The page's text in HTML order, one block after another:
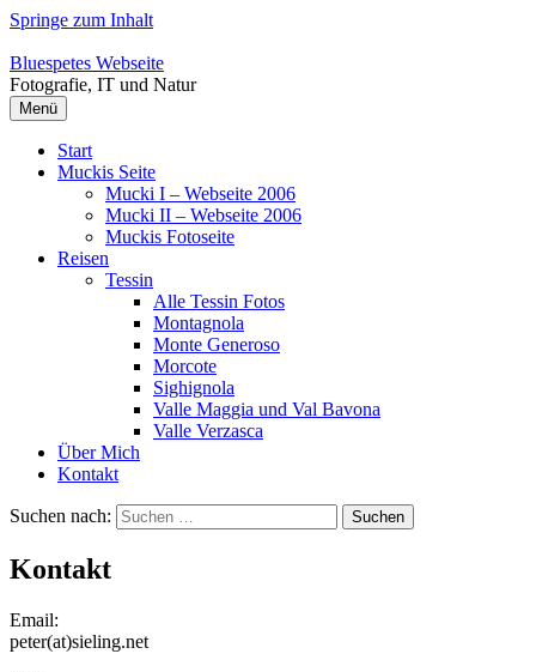
Springe zum Inhalt
Bluespetes Webseite
Fotografie, IT und Natur
Menü
Start
Muckis Seite
Mucki I – Webseite 2006
Mucki II – Webseite 2006
Muckis Fotoseite
Reisen
Tessin
Alle Tessin Fotos
Montagnola
Monte Generoso
Morcote
Sighignola
Valle Maggia und Val Bavona
Valle Verzasca
Über Mich
Kontakt
Suchen nach:
Kontakt
Email:
peter(at)sieling.net